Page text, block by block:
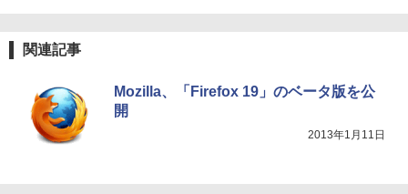
関連記事
Mozilla、「Firefox 19」のベータ版を公
開
2013年1月11日